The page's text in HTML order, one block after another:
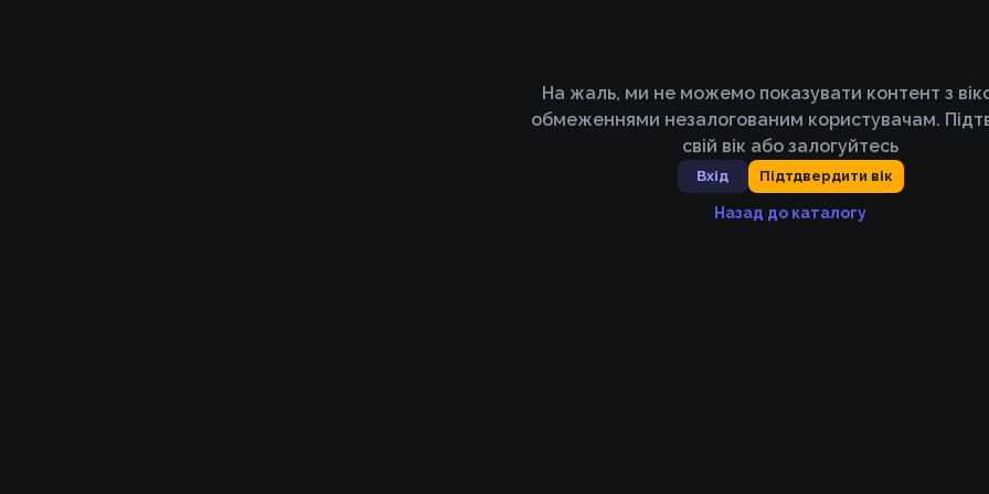
На жаль, ми не можемо показувати контент з
обмеженнями незалогованим користувачам.
свій вік або залогуйтесь
Вхід Підтдвердити вік
Назад до каталогу